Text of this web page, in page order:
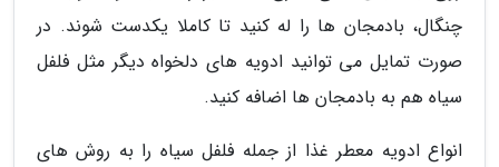
چنگال، بادمجان ها را له کنید تا کاملا یکدست شوند. در
صورت تمایل می توانید ادویه های دلخواه دیگر مثل فلفل
سیاه هم به بادمجان ها اضافه کنید.
انواع ادویه معطر غذا از جمله فلفل سیاه را به روش های